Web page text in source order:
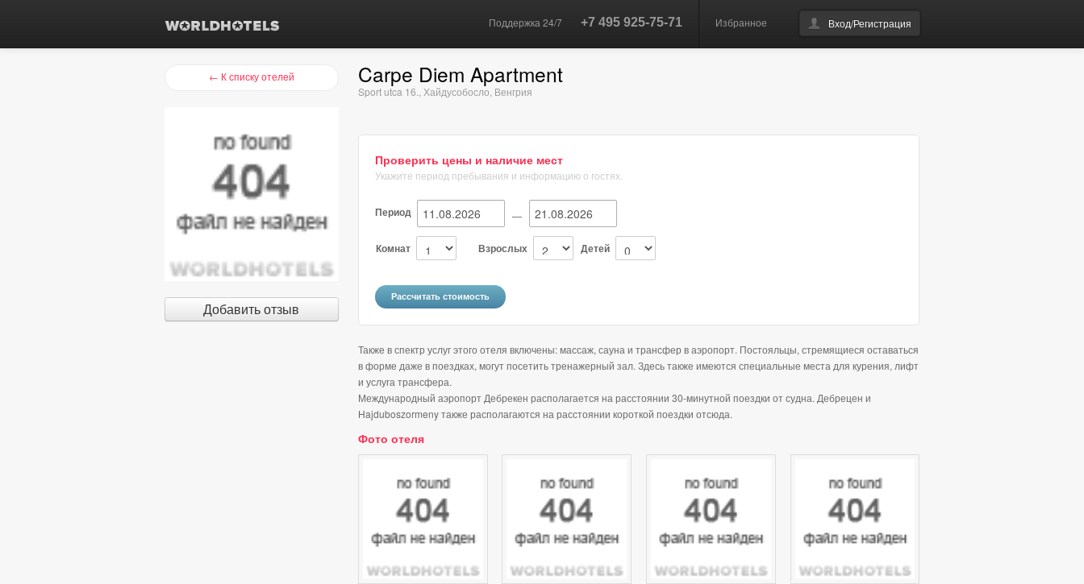
Избранное Вход/Регистрация
Поддержка 24/7 +7 495 925-75-71
← К списку отелей
Добавить отзыв
Carpe Diem Apartment
Sport utca 16. Хайдусобосло Венгрия
Проверить цены и наличие мест
Укажите период пребывания и информацию о гостях.
Период —
Комнат Взрослых Детей
Также в спектр услуг этого отеля включены: массаж, сауна и трансфер в аэропорт. Постояльцы, стремящиеся оставаться
в форме даже в поездках, могут посетить тренажерный зал. Здесь также имеются специальные места для курения, лифт
и услуга трансфера.
Международный аэропорт Дебрекен располагается на расстоянии 30-минутной поездки от судна. Дебрецен и
Hajduboszormeny также располагаются на расстоянии короткой поездки отсюда.
Фото отеля